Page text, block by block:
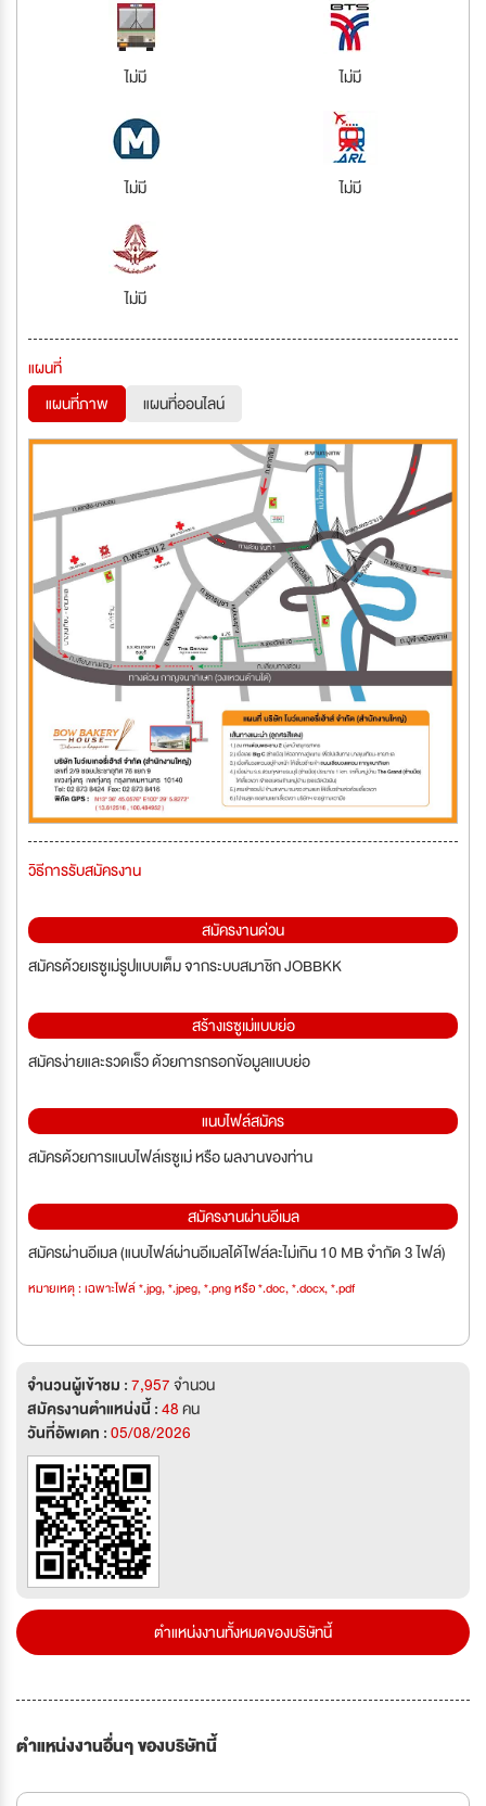
ไม่มี ไม่มี
ไม่มี ไม่มี
ไม่มี
แผนที่
แผนที่ภาพ
แผนที่ออนไลน์
วิธีการรับสมัครงาน
สมัครงานด่วน
สมัครด้วยเรซูเม่รูปแบบเต็ม จากระบบสมาชิก JOBBKK
สร้างเรซูเม่แบบย่อ
สมัครง่ายและรวดเร็ว ด้วยการกรอกข้อมูลแบบย่อ
แนบไฟล์สมัคร
สมัครด้วยการแนบไฟล์เรซูเม่ หรือ ผลงานของท่าน
สมัครงานผ่านอีเมล
สมัครผ่านอีเมล (แนบไฟล์ผ่านอีเมลได้ไฟล์ละไม่เกิน 10 MB จำกัด 3 ไฟล์)
หมายเหตุ : เฉพาะไฟล์ *.jpg, *.jpeg, *.png หรือ *.doc, *.docx, *.pdf
จำนวนผู้เข้าชม :7,957จำนวน
สมัครงานตำแหน่งนี้ :48คน
วันที่อัพเดท :05/08/2026
ตำแหน่งงานทั้งหมดของบริษัทนี้
ตำแหน่งงานอื่นๆ ของบริษัทนี้